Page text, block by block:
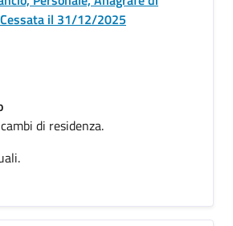
il 31/12/2025
di residenza.